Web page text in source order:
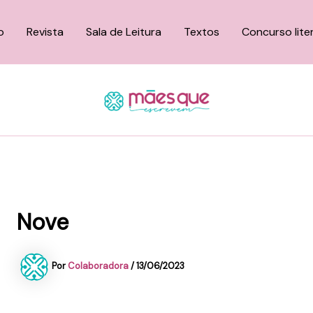
Revista Sala de Leitura Textos Concurso
Nove
PorColaboradora/13/06/2023